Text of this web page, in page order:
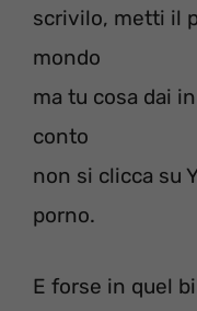
scrivilo, metti il
mondo
ma tu cosa dai
conto
non si clicca su
porno.
E forse in quel